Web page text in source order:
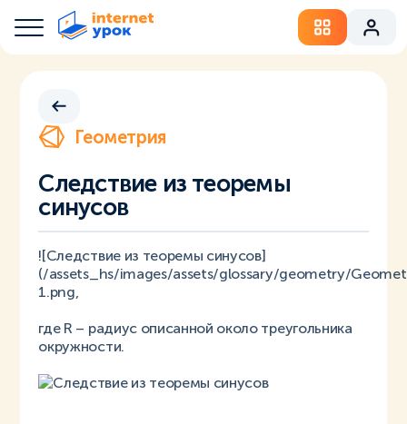
Геометрия
Следствие из теоремы
синусов
![Следствие из теоремы синусов]
(/assets_hs/images/assets/glossary/geometry/
1.png,
где R – радиус описанной около треугольника
окружности.